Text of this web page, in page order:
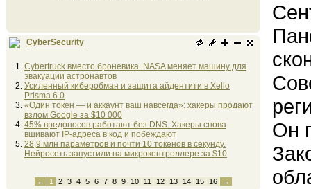
CyberSecurity
Cybertruck вместо броневика. NASA меняет машину для
эвакуации астронавтов
Усиленный киберобман и защита айдентити в Xello
Prisma 6.0
«Один токен — и аккаунт ваш навсегда»: хакеры продают
взлом Google за $10 000
45% вредоносов работают без DNS. Хакеры снова
вшивают IP-адреса в код и побеждают
28,9 млн параметров и почти 10 токенов в секунду.
Нейросеть запустили на микроконтроллере за $10
← 1 2 3 4 5 6 7 8 9 10 11 12 13 14 15 16 →
Он